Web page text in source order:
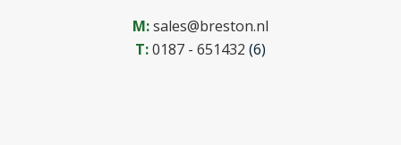
M:sales@breston.nl
T:0187 - 651432 (6)